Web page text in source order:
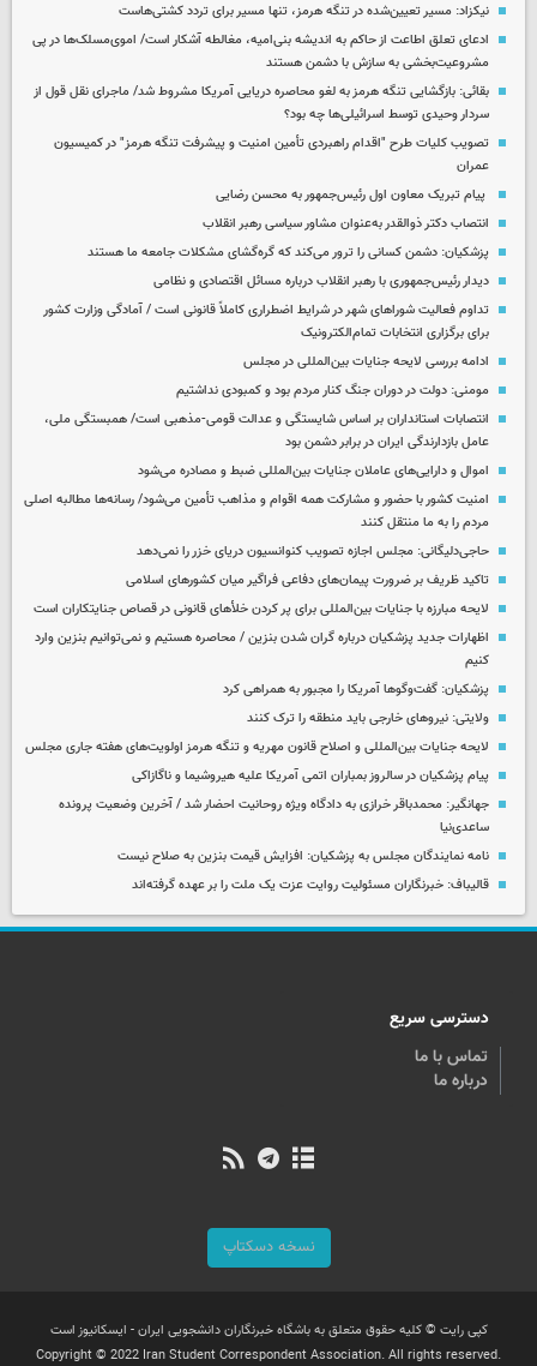
نیکزاد: مسیر تعیین‌شده در تنگه هرمز، تنها مسیر برای تردد کشتی‌هاست
ادعای تعلق اطاعت از حاکم به اندیشه بنی‌امیه، مغالطه آشکار است/ اموی‌مسلک‌ها در پی
مشروعیت‌بخشی به سازش با دشمن هستند
بقائی: بازگشایی تنگه هرمز به لغو محاصره دریایی آمریکا مشروط شد/ ماجرای نقل قول از
سردار وحیدی توسط اسرائیلی‌ها چه بود؟
تصویب کلیات طرح "اقدام راهبردی تأمین امنیت و پیشرفت تنگه هرمز" در کمیسیون
عمران
پیام تبریک معاون اول رئیس‌جمهور به محسن رضایی
انتصاب دکتر ذوالقدر به‌عنوان مشاور سیاسی رهبر انقلاب
پزشکیان: دشمن کسانی را ترور می‌کند که گره‌گشای مشکلات جامعه ما هستند
دیدار رئیس‌جمهوری با رهبر انقلاب درباره مسائل اقتصادی و نظامی
تداوم فعالیت شوراهای شهر در شرایط اضطراری کاملاً قانونی است / آمادگی وزارت کشور
برای برگزاری انتخابات تمام‌الکترونیک
ادامه بررسی لایحه جنایات بین‌المللی در مجلس
مومنی: دولت در دوران جنگ کنار مردم بود و کمبودی نداشتیم
انتصابات استانداران بر اساس شایستگی و عدالت قومی-مذهبی است/ همبستگی ملی،
عامل بازدارندگی ایران در برابر دشمن بود
اموال و دارایی‌های عاملان جنایات بین‌المللی ضبط و مصادره می‌شود
امنیت کشور با حضور و مشارکت همه اقوام و مذاهب تأمین می‌شود/ رسانه‌ها مطالبه اصلی
مردم را به ما منتقل کنند
حاجی‌دلیگانی: مجلس اجازه تصویب کنوانسیون دریای خزر را نمی‌دهد
تاکید ظریف بر ضرورت پیمان‌های دفاعی فراگیر میان کشورهای اسلامی
لایحه مبارزه با جنایات بین‌المللی برای پر کردن خلأهای قانونی در قصاص جنایتکاران است
اظهارات جدید پزشکیان درباره گران شدن بنزین / محاصره هستیم و نمی‌توانیم بنزین وارد
کنیم
پزشکیان: گفت‌وگوها آمریکا را مجبور به همراهی کرد
ولایتی: نیروهای خارجی باید منطقه را ترک کنند
لایحه جنایات بین‌المللی و اصلاح قانون مهریه و تنگه هرمز اولویت‌های هفته جاری مجلس
پیام پزشکیان در سالروز بمباران اتمی آمریکا علیه هیروشیما و ناگازاکی
جهانگیر: محمدباقر خرازی به دادگاه ویژه روحانیت احضار شد / آخرین وضعیت پرونده
ساعدی‌نیا
نامه نمایندگان مجلس به پزشکیان: افزایش قیمت بنزین به صلاح نیست
قالیباف: خبرنگاران مسئولیت روایت عزت یک ملت را بر عهده گرفته‌اند
دسترسی سریع
تماس با ما
درباره ما
نسخه دسکتاپ
کپی رایت © کلیه حقوق متعلق به باشگاه خبرنگاران دانشجویی ایران - ایسکانیوز است
Copyright © 2022 Iran Student Correspondent Association. All rights reserved.